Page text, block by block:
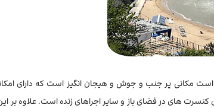
از بزرگترین سواحل خصوصی ترکیه با طول حدود 1 کیلومتر است مکانی پر جنب و جوش و هیجان انگیز است که
های در فضای باز و سایر اجراهای زنده است. علاوه بر